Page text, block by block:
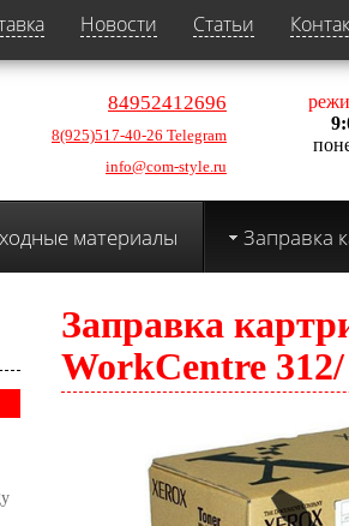
Новости Статьи
84952412696
8(925)517-40-26 Telegram
info@com-style.ru
материалы Заправка
Заправка
WorkCentre